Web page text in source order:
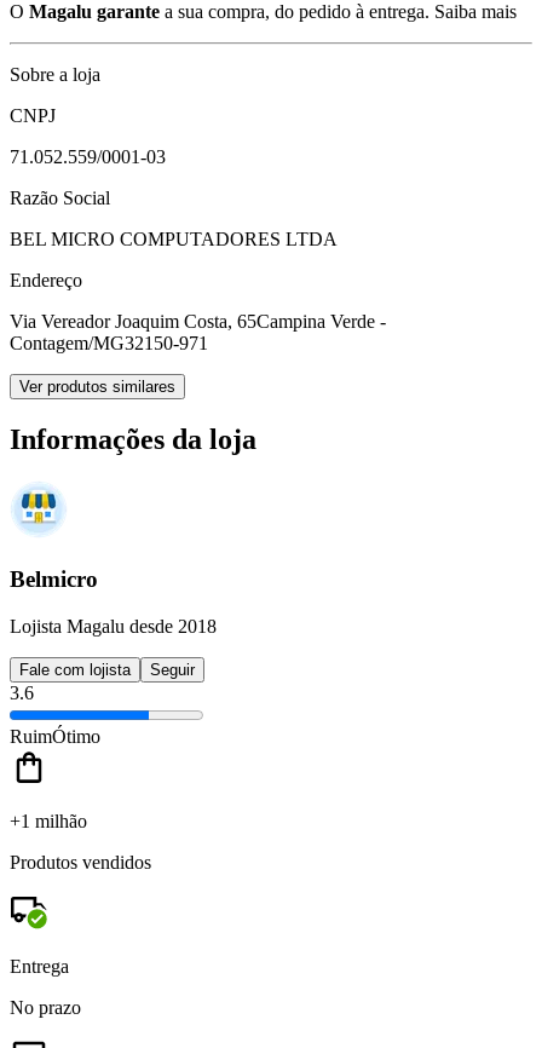
O Magalu garante a sua compra, do pedido à entrega. Saiba mais
Sobre a loja
CNPJ
71.052.559/0001-03
Razão Social
BEL MICRO COMPUTADORES LTDA
Endereço
Via Vereador Joaquim Costa, 65Campina Verde -
Contagem/MG32150-971
Ver produtos similares
Informações da loja
Belmicro
Lojista Magalu desde 2018
Fale com lojista Seguir
3.6
RuimÓtimo
+1 milhão
Produtos vendidos
Entrega
No prazo